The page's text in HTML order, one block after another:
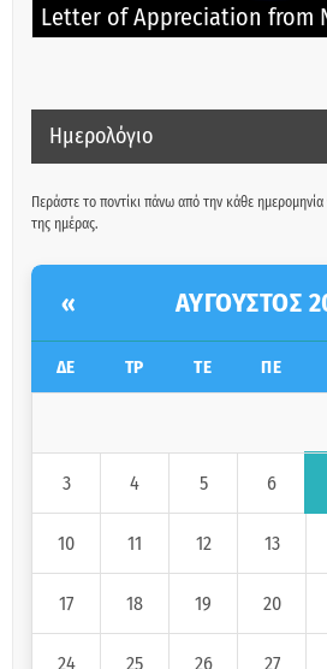
Letter of Appreciation from
Ημερολόγιο
Περάστε το ποντίκι πάνω από την κάθε ημερομηνία
της ημέρας.
« ΑΎΓΟΥΣΤΟΣ
ΔΕ ΤΡ ΤΕ ΠΕ
3 4 5 6
10 11 12 13
17 18 19 20
24 25 26 27